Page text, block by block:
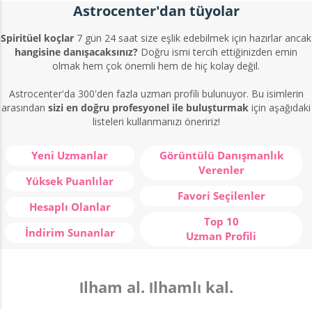
Astrocenter'dan tüyolar
Spiritüel koçlar 7 gün 24 saat size eşlik edebilmek için hazırlar ancak
hangisine danışacaksınız? Doğru ismi tercih ettiğinizden emin
olmak hem çok önemli hem de hiç kolay değil.
Astrocenter'da 300'den fazla uzman profili bulunuyor. Bu isimlerin
arasından sizi en doğru profesyonel ile buluşturmak için aşağıdaki
listeleri kullanmanızı öneririz!
Yeni Uzmanlar
Yüksek Puanlılar
Hesaplı Olanlar
İndirim Sunanlar
Görüntülü Danışmanlık
Verenler
Favori Seçilenler
Top 10
Uzman Profili
Ιlham al. Ιlhamlι kal.